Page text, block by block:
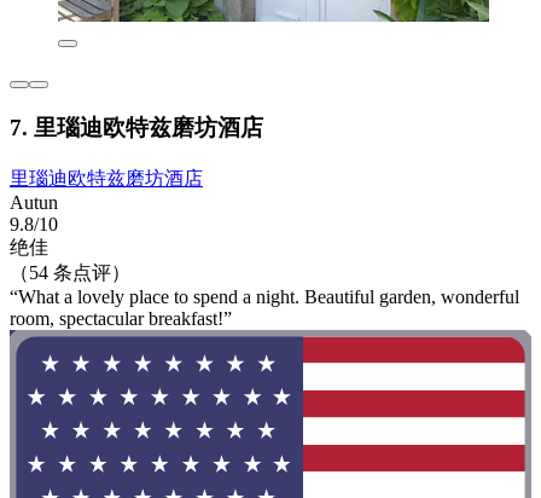
7. 里瑙迪欧特兹磨坊酒店
里瑙迪欧特兹磨坊酒店
Autun
9.8/10
绝佳
（54 条点评）
“What a lovely place to spend a night. Beautiful garden, wonderful
room, spectacular breakfast!”